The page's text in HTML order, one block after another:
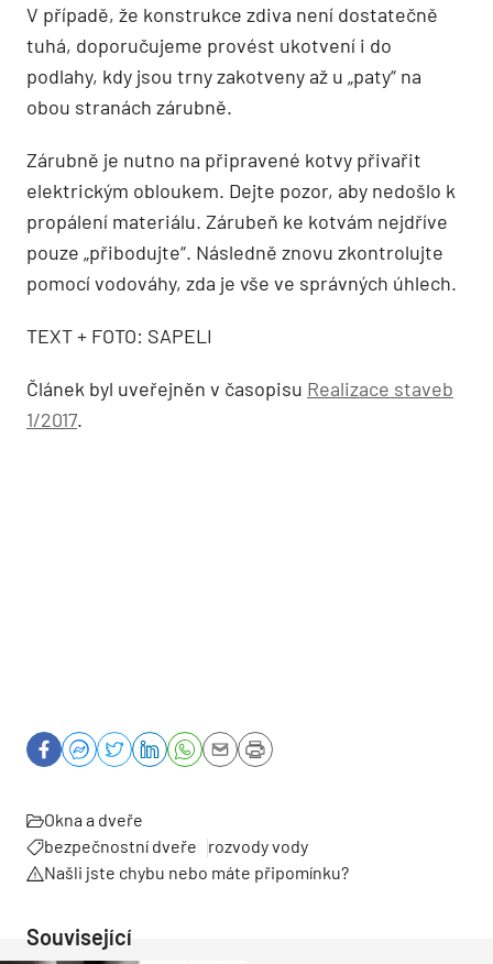
V případě, že konstrukce zdiva není dostatečně
tuhá, doporučujeme provést ukotvení i do
podlahy, kdy jsou trny zakotveny až u „paty“ na
obou stranách zárubně.
Zárubně je nutno na připravené kotvy přivařit
elektrickým obloukem. Dejte pozor, aby nedošlo k
propálení materiálu. Zárubeň ke kotvám nejdříve
pouze „přibodujte“. Následně znovu zkontrolujte
pomocí vodováhy, zda je vše ve správných úhlech.
TEXT + FOTO: SAPELI
Článek byl uveřejněn v časopisu Realizace staveb
1/2017.
Okna a dveře
bezpečnostní dveře
rozvody vody
Našli jste chybu nebo máte připomínku?
Související